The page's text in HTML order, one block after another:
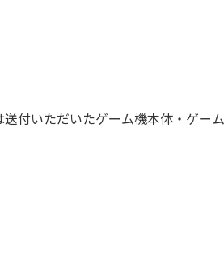
付いただいたゲーム機本体・ゲー